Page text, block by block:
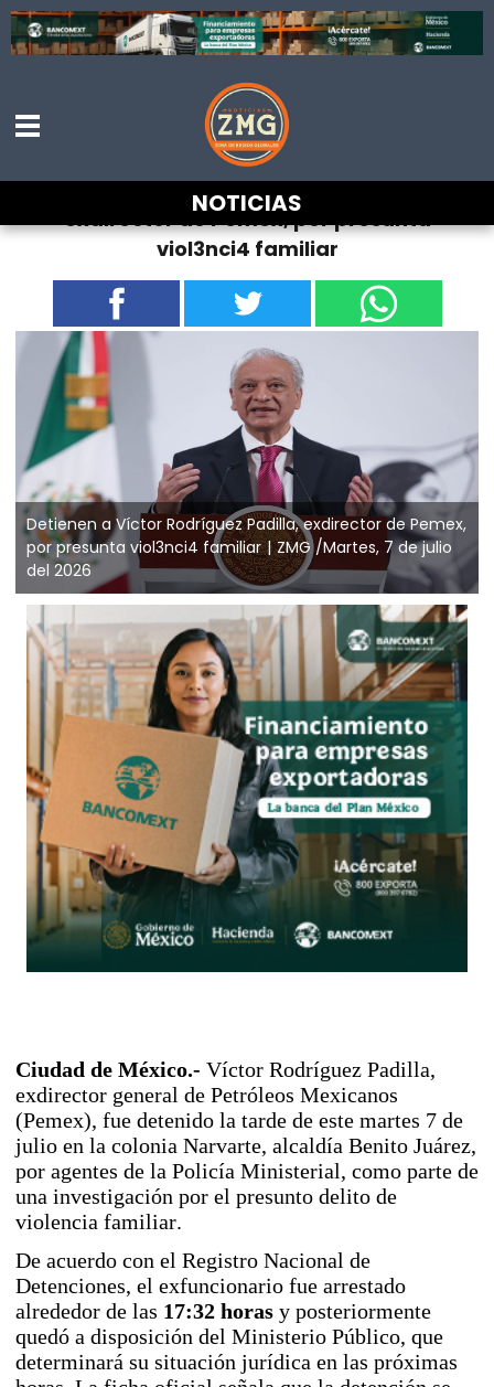
NOTICIAS
Detienen a Víctor Rodríguez Padilla,
exdirector de Pemex, por presunta
viol3nci4 familiar
Detienen a Víctor Rodríguez Padilla, exdirector de Pemex,
por presunta viol3nci4 familiar
ZMG /Martes, 7 de julio
del 2026
Ciudad de México.- Víctor Rodríguez Padilla,
exdirector general de Petróleos Mexicanos
(Pemex), fue detenido la tarde de este martes 7 de
julio en la colonia Narvarte, alcaldía Benito Juárez,
por agentes de la Policía Ministerial, como parte de
una investigación por el presunto delito de
violencia familiar.
De acuerdo con el Registro Nacional de
Detenciones, el exfuncionario fue arrestado
alrededor de las 17:32 horas y posteriormente
quedó a disposición del Ministerio Público, que
determinará su situación jurídica en las próximas